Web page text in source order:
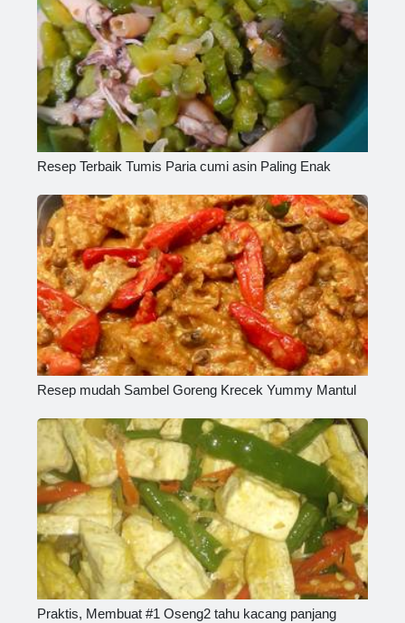
Resep Terbaik Tumis Paria cumi asin Paling Enak
Resep mudah Sambel Goreng Krecek Yummy Mantul
Praktis, Membuat #1 Oseng2 tahu kacang panjang